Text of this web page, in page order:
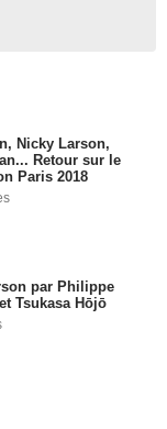
Nicky Larson,
Retour sur le
Paris 2018
par Philippe
Tsukasa Hōjō